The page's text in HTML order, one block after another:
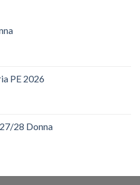
PE 2026
28 Donna